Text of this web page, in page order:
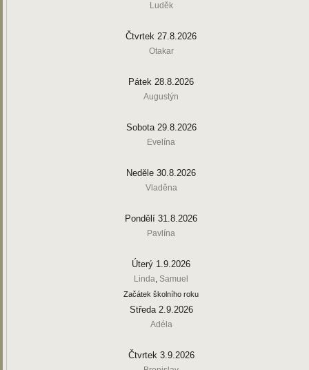
Luděk
Čtvrtek 27.8.2026
Otakar
Pátek 28.8.2026
Augustýn
Sobota 29.8.2026
Evelína
Neděle 30.8.2026
Vladěna
Pondělí 31.8.2026
Pavlína
Úterý 1.9.2026
Linda, Samuel
Začátek školního roku
Středa 2.9.2026
Adéla
Čtvrtek 3.9.2026